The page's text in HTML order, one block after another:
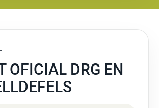
OFICIAL DRG EN